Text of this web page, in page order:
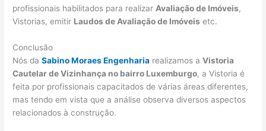
profissionais habilitados para realizarAvaliação de Imóveis,
Vistorias, emitir Laudos de Avaliação de Imóveis etc.
Conclusão
Nós daSabino Moraes Engenharia realizamos aVistoria
Cautelar de Vizinhança no bairro Luxemburgo, a Vistoria é
feita por profissionais capacitados de várias áreas diferentes,
mas tendo em vista que a análise observa diversos aspectos
relacionados à construção.